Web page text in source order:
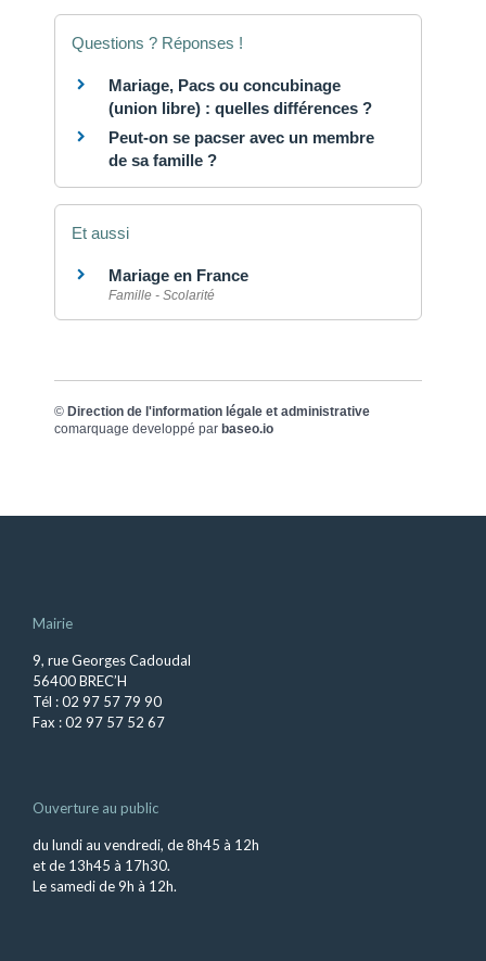
Questions ? Réponses !
Mariage, Pacs ou concubinage
(union libre) : quelles différences ?
Peut-on se pacser avec un membre
de sa famille ?
Et aussi
Mariage en France
Famille - Scolarité
© Direction de l'information légale et administrative
comarquage developpé par baseo.io
Mairie
9, rue Georges Cadoudal
56400 BREC’H
Tél : 02 97 57 79 90
Fax : 02 97 57 52 67
Ouverture au public
du lundi au vendredi, de 8h45 à 12h
et de 13h45 à 17h30.
Le samedi de 9h à 12h.